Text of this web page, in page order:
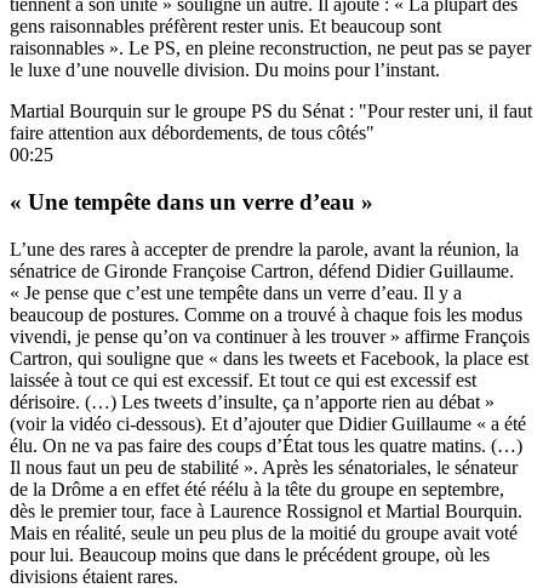
tiennent à son unité » souligne un autre. Il ajoute : « La plupart des
gens raisonnables préfèrent rester unis. Et beaucoup sont
raisonnables ». Le PS, en pleine reconstruction, ne peut pas se payer
le luxe d’une nouvelle division. Du moins pour l’instant.
Martial Bourquin sur le groupe PS du Sénat : "Pour rester uni, il faut
faire attention aux débordements, de tous côtés"
00:25
« Une tempête dans un verre d’eau »
L’une des rares à accepter de prendre la parole, avant la réunion, la
sénatrice de Gironde Françoise Cartron, défend Didier Guillaume.
« Je pense que c’est une tempête dans un verre d’eau. Il y a
beaucoup de postures. Comme on a trouvé à chaque fois les modus
vivendi, je pense qu’on va continuer à les trouver » affirme François
Cartron, qui souligne que « dans les tweets et Facebook, la place est
laissée à tout ce qui est excessif. Et tout ce qui est excessif est
dérisoire. (…) Les tweets d’insulte, ça n’apporte rien au débat »
(voir la vidéo ci-dessous). Et d’ajouter que Didier Guillaume « a été
élu. On ne va pas faire des coups d’État tous les quatre matins. (…)
Il nous faut un peu de stabilité ». Après les sénatoriales, le sénateur
de la Drôme a en effet été réélu à la tête du groupe en septembre,
dès le premier tour, face à Laurence Rossignol et Martial Bourquin.
Mais en réalité, seule un peu plus de la moitié du groupe avait voté
pour lui. Beaucoup moins que dans le précédent groupe, où les
divisions étaient rares.